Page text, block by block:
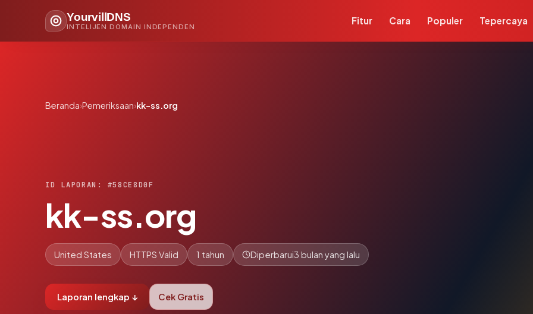
YourvillDNS
INTELIJEN DOMAIN INDEPENDEN
Fitur Cara Populer Tepercaya
Beranda›Pemeriksaan›kk-ss.org
ID LAPORAN: #58CE8D0F
kk-ss.org
United States HTTPS Valid 1 tahun Diperbarui3 bulan yang lalu
Laporan lengkap ↓ Cek Gratis